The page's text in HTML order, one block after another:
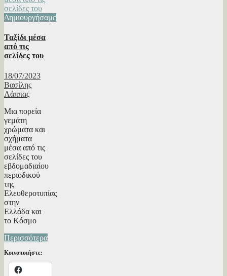
Δημιουργήσαμε
Ταξίδι μέσα
από τις
σελίδες του
18/07/2023
Βασίλης
Λάππας
Μια πορεία
γεμάτη
χρώματα και
σχήματα
μέσα από τις
σελίδες του
εβδομαδιαίου
περιοδικού
της
Ελευθεροτυπίας
στην
Ελλάδα και
το Κόσμο
Περισσότερα
Κοινοποιήστε: